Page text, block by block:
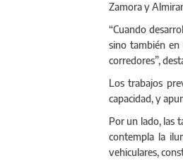
Zamora y
“Cuando
sino también
corredores”,
Los trabajos
capacidad, y
Por un lado, las
contempla la
vehiculares,